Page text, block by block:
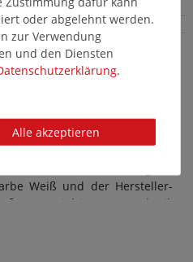
Übergröße: Schicke
Puma in großen Größen
Style. Und auch die
Weiß und der Hersteller-
ist aus Synthetik
oder abgelehnt werden.
zur Verwendung
und den Diensten
.
Alle akzeptieren